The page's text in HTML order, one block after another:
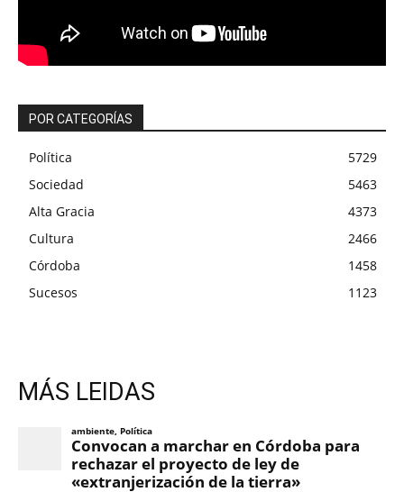
POR CATEGORÍAS
Política
5729
Sociedad
5463
Alta Gracia
4373
Cultura
2466
Córdoba
1458
Sucesos
1123
MÁS LEIDAS